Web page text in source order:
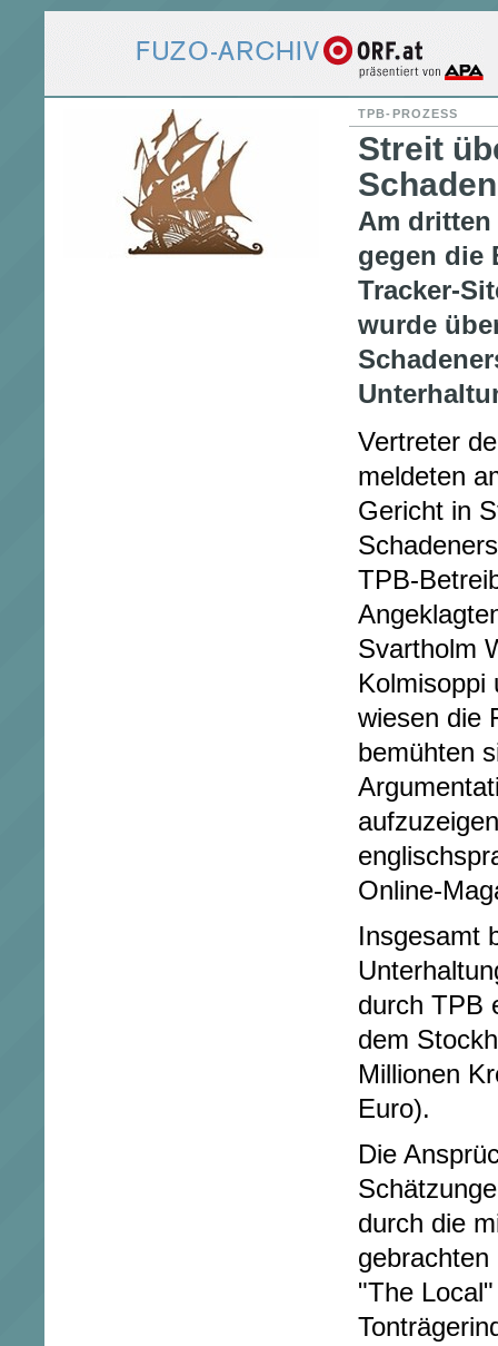
Streit
TPB-PROZESS
Am dritten
gegen die
Tracker-
wurde
Vertreter
meldeten
Gericht in
TPB-
Svartholm
Kolmisoppi
wiesen die
bemühten
Online-
Insgesamt
durch TPB
dem
Millionen
Euro).
Die
durch die
"The